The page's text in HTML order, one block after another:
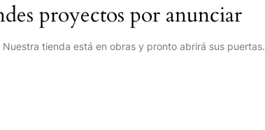
proyectos por anunciar
tienda está en obras y pronto abrirá sus puertas.